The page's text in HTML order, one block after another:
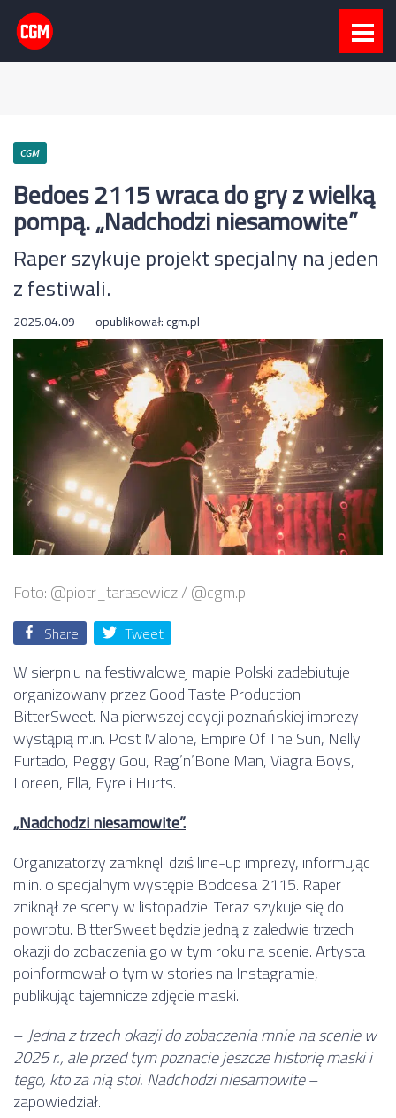
CGM
Bedoes 2115 wraca do gry z wielką
pompą. „Nadchodzi niesamowite”
Raper szykuje projekt specjalny na jeden
z festiwali.
2025.04.09 opublikował:cgm.pl
Foto: @piotr_tarasewicz / @cgm.pl
Share Tweet
W sierpniu na festiwalowej mapie Polski zadebiutuje
organizowany przez Good Taste Production
BitterSweet. Na pierwszej edycji poznańskiej imprezy
wystąpią m.in. Post Malone, Empire Of The Sun, Nelly
Furtado, Peggy Gou, Rag’n’Bone Man, Viagra Boys,
Loreen, Ella, Eyre i Hurts.
„Nadchodzi niesamowite”.
Organizatorzy zamknęli dziś line-up imprezy, informując
m.in. o specjalnym występie Bodoesa 2115. Raper
zniknął ze sceny w listopadzie. Teraz szykuje się do
powrotu. BitterSweet będzie jedną z zaledwie trzech
okazji do zobaczenia go w tym roku na scenie. Artysta
poinformował o tym w stories na Instagramie,
publikując tajemnicze zdjęcie maski.
–Jedna z trzech okazji do zobaczenia mnie na scenie w
2025 r., ale przed tym poznacie jeszcze historię maski i
tego, kto za nią stoi. Nadchodzi niesamowite–
zapowiedział.